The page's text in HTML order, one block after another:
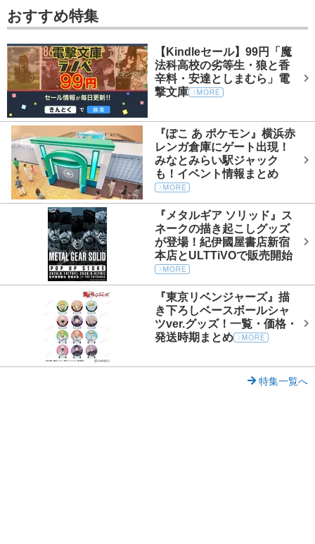
おすすめ特集
【Kindleセール】99円「魔
法科高校の劣等生・狼と香
辛料・安達としまむら」電
撃文庫
『ぽこ あ ポケモン』横浜赤
レンガ倉庫にゲート出現！
みなとみらい駅ジャック
も！イベント情報まとめ
『メタルギア ソリッド』ス
ネークの描き起こしグッズ
が登場！紀伊國屋書店新宿
本店とULTTiVOで販売開始
『東京リベンジャーズ』描
き下ろしベースボールシャ
ツver.グッズ！一覧・価格・
発送時期まとめ
特集一覧へ